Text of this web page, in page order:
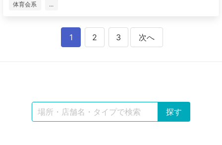
体育会系 ...
1 2 3 次へ